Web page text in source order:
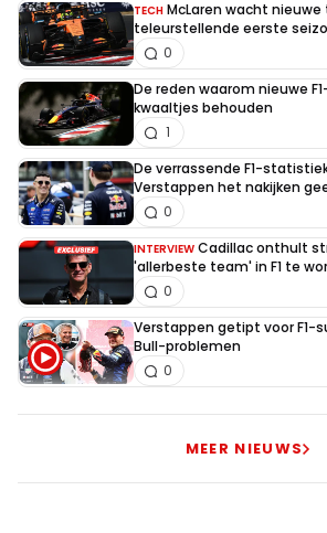
TECH McLaren wacht
teleurstellende eerste
0
De reden waarom nieuwe
kwaaltjes behouden
1
De verrassende F1-
Verstappen het nakijken
0
INTERVIEW Cadillac onthult
'allerbeste team' in F1 te
0
Verstappen getipt voor F1-
Bull-problemen
0
MEER NIEUWS